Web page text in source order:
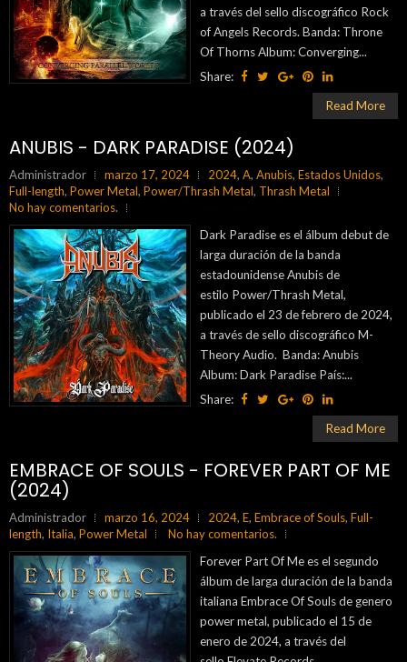
a través del sello discográfico Rock
of Angels Records. Banda: Throne
Of Thorns Album: Converging...
Share:
Read More
ANUBIS - DARK PARADISE (2024)
Administrador marzo 17, 2024 2024, A, Anubis, Estados Unidos,
Full-length, Power Metal, Power/Thrash Metal, Thrash Metal
No hay comentarios.
Dark Paradise es el álbum debut de
larga duración de la banda
estadounidense Anubis de
estilo Power/Thrash Metal,
publicado el 23 de febrero de 2024,
a través de sello discográfico M-
Theory Audio. Banda: Anubis
Album: Dark Paradise País:...
Share:
Read More
EMBRACE OF SOULS - FOREVER PART OF ME
(2024)
Administrador marzo 16, 2024 2024, E, Embrace of Souls, Full-
length, Italia, Power Metal
No hay comentarios.
Forever Part Of Me es el segundo
álbum de larga duración de la banda
italiana Embrace Of Souls de genero
power metal, publicado el 15 de
enero de 2024, a través del